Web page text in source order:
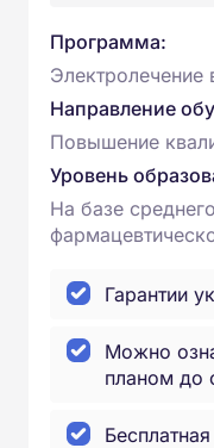
Программа:
Электролечение
Направление
Повышение
Уровень
На базе
Гарантии
Можно
планом до